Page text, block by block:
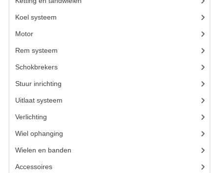
Koel systeem
Motor(98)
Rem systeem
Schokbrekers(14)
Stuur inrichting
Uitlaat systeem
Verlichting
Wiel ophanging
Wielen en banden
Accessoires(73)